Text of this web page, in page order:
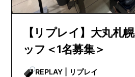
【リプレイ】大丸札
ッフ＜1名募集＞
REPLAY | リプレイ